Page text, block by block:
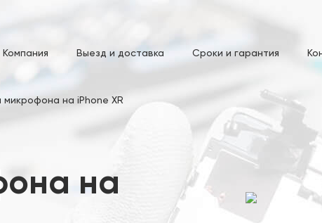
Компания Выезд и доставка Сроки и гарантия
микрофона на iPhone XR
на